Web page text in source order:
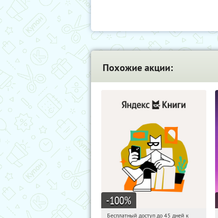
Похожие акции:
-100%
Бесплатный доступ до 45 дней к